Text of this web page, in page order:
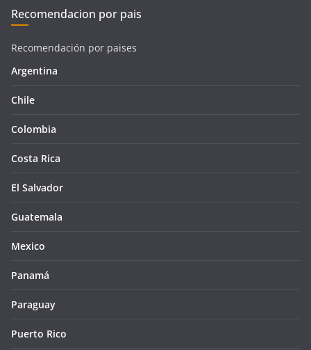
Recomendacion por pais
Recomendación por paises
Argentina
Chile
Colombia
Costa Rica
El Salvador
Guatemala
Mexico
Panamá
Paraguay
Puerto Rico